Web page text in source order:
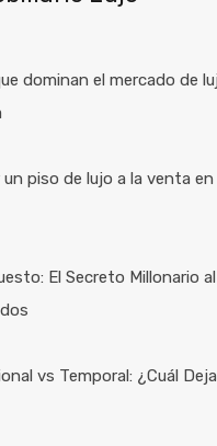
dominan el mercado de
piso de lujo a la venta en
El Secreto Millonario al
vs Temporal: ¿Cuál